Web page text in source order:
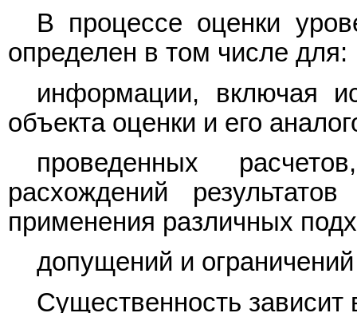
В процессе оценки
определен в том числе для:
информации, включая
объекта оценки и его
проведенных
расхождений
применения различных
допущений и
Существенность зависит